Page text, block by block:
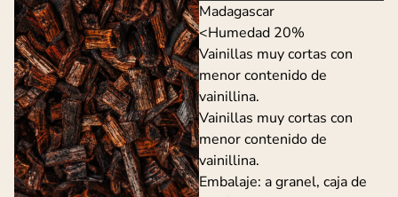
Madagascar
<Humedad 20%
Vainillas muy cortas con
menor contenido de
vainillina.
Vainillas muy cortas con
menor contenido de
vainillina.
Embalaje: a granel, caja de